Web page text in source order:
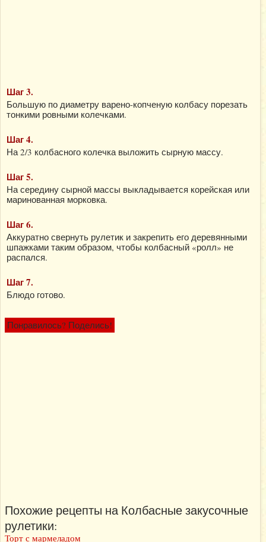
Шаг 3.
Большую по диаметру варено-копченую колбасу порезать
тонкими ровными колечками.
Шаг 4.
На 2/3 колбасного колечка выложить сырную массу.
Шаг 5.
На середину сырной массы выкладывается корейская или
маринованная морковка.
Шаг 6.
Аккуратно свернуть рулетик и закрепить его деревянными
шпажками таким образом, чтобы колбасный «ролл» не
распался.
Шаг 7.
Блюдо готово.
Понравилось? Поделись!
Похожие рецепты на Колбасные закусочные
рулетики:
Торт с мармеладом